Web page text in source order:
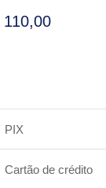
110,00
PIX
Cartão de crédito